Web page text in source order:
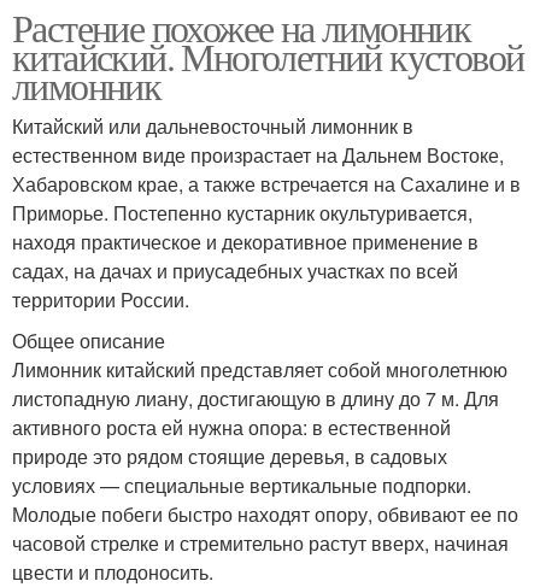
Растение похожее на лимонник
китайский. Многолетний кустовой
лимонник
Китайский или дальневосточный лимонник в
естественном виде произрастает на Дальнем Востоке,
Хабаровском крае, а также встречается на Сахалине и в
Приморье. Постепенно кустарник окультуривается,
находя практическое и декоративное применение в
садах, на дачах и приусадебных участках по всей
территории России.
Общее описание
Лимонник китайский представляет собой многолетнюю
листопадную лиану, достигающую в длину до 7 м. Для
активного роста ей нужна опора: в естественной
природе это рядом стоящие деревья, в садовых
условиях — специальные вертикальные подпорки.
Молодые побеги быстро находят опору, обвивают ее по
часовой стрелке и стремительно растут вверх, начиная
цвести и плодоносить.